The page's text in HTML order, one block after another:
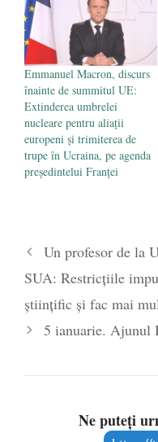
Emmanuel Macron, discurs
înainte de summitul UE:
Extinderea umbrelei
nucleare pentru aliații
europeni și trimiterea de
trupe în Ucraina, pe agenda
președintelui Franței
Un profesor de la
SUA: Restricțiile
științific și fac mai
5 ianuarie. Ajunul
Ne puteți